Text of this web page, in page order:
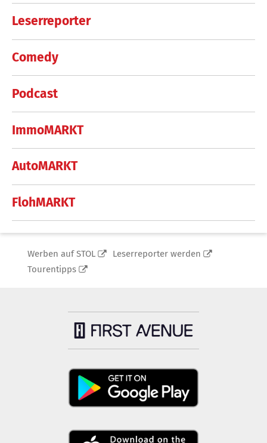
Leserreporter
Comedy
Podcast
ImmoMARKT
AutoMARKT
FlohMARKT
Werben auf STOL
Leserreporter werden
Tourentipps